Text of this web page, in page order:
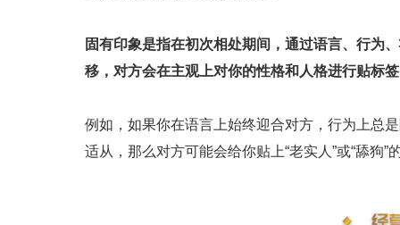
固有印象是指在初次相处期间，通过语言、行为
移，对方会在主观上对你的性格和人格进行贴标
例如，如果你在语言上始终迎合对方，行为上总
适从，那么对方可能会给你贴上“老实人”或“舔狗”